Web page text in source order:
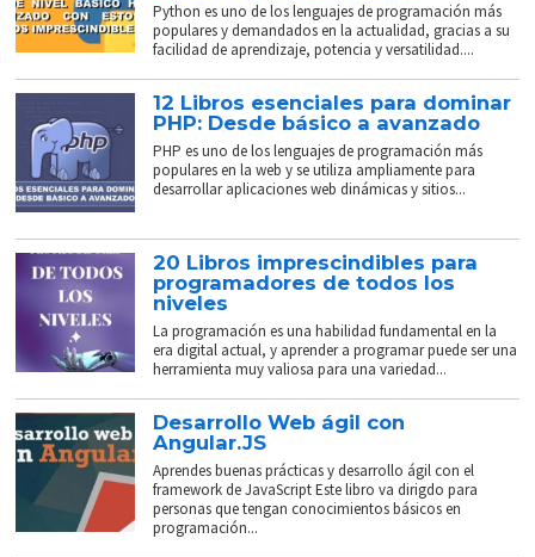
Python es uno de los lenguajes de programación más
populares y demandados en la actualidad, gracias a su
facilidad de aprendizaje, potencia y versatilidad....
12 Libros esenciales para dominar
PHP: Desde básico a avanzado
PHP es uno de los lenguajes de programación más
populares en la web y se utiliza ampliamente para
desarrollar aplicaciones web dinámicas y sitios...
20 Libros imprescindibles para
programadores de todos los
niveles
La programación es una habilidad fundamental en la
era digital actual, y aprender a programar puede ser una
herramienta muy valiosa para una variedad...
Desarrollo Web ágil con
Angular.JS
Aprendes buenas prácticas y desarrollo ágil con el
framework de JavaScript Este libro va dirigdo para
personas que tengan conocimientos básicos en
programación...